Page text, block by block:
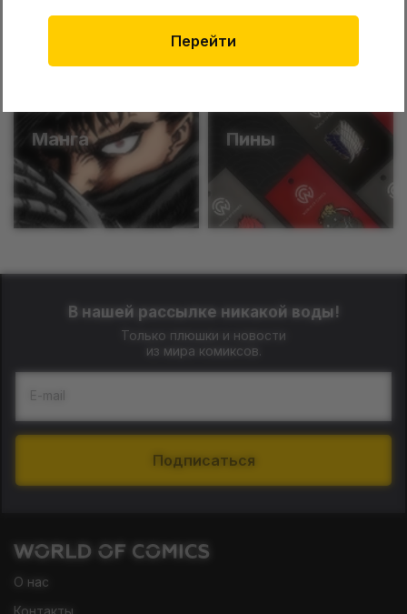
Перейти
Funko Катаны
Манга Пины
В нашей рассылке никакой воды!
Только плюшки и новости
из мира комиксов.
E-mail
Подписаться
О нас
Контакты